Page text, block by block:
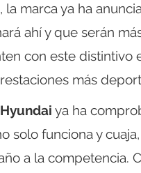
la marca ya ha
ahí y que serán
con este distintivo
más
Hyundai ya ha
solo funciona y
a la competencia.